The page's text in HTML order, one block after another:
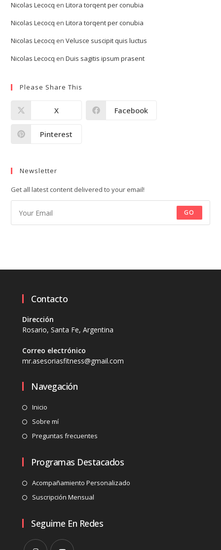
Nicolas Lecocq enLitora torqent per conubia
Nicolas Lecocq enLitora torqent per conubia
Nicolas Lecocq enVelusce suscipit quis luctus
Nicolas Lecocq enDuis sagitis ipsum prasent
Please Share This
X Facebook
Pinterest
Newsletter
Get all latest content delivered to your email!
GO
Contacto
Dirección
Rosario, Santa Fe, Argentina
Correo electrónico
mr.asesoriasfitness@gmail.com
Navegación
Inicio
Sobre mí
Preguntas frecuentes
Programas Destacados
Acompañamiento Personalizado
Suscripción Mensual
Seguime En Redes